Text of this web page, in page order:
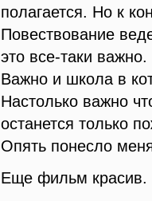
полагается. Но к
Повествование
это все-таки важно.
Важно и школа в
Настолько важно
останется только
Опять понесло
Еще фильм красив.